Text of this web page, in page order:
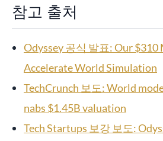
참고 출처
Odyssey 공식 발표: Our
Accelerate World Simulation
TechCrunch 보도: World
nabs $1.45B valuation
Tech Startups 보강 보도: